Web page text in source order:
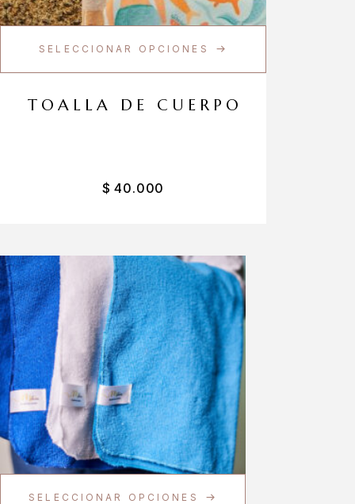
SELECCIONAR OPCIONES
TOALLA DE CUERPO
$ 40.000
SELECCIONAR OPCIONES